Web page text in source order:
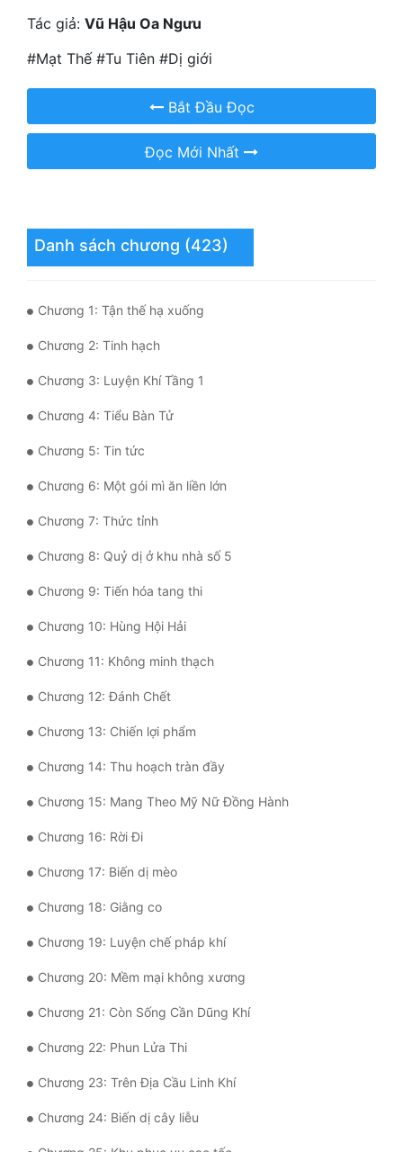
Học Đường
Khoa Huyễn
Khoa Huyễn Không Gian
Kinh Dị
Kiếm Hiệp
Làm Giàu
Lịch Sử
Mưu Mô
Mạt Thế
Mỹ Thực
Ngôn Tình
Ngược
Nữ Cường
Nữ Phụ
Phong Thủy - Tâm Linh
Phương Tây
Phản Phái
Quan Trường
Quân Sự
Tác giả: Vũ Hậu Oa Ngưu
#Mạt Thế #Tu Tiên #Dị giới
Bắt Đầu Đọc
Đọc Mới Nhất
Danh sách chương (423)
Chương 1: Tận thế hạ xuống
Chương 2: Tinh hạch
Chương 3: Luyện Khí Tầng 1
Chương 4: Tiểu Bàn Tử
Chương 5: Tin tức
Chương 6: Một gói mì ăn liền lớn
Chương 7: Thức tỉnh
Chương 8: Quỷ dị ở khu nhà số 5
Chương 9: Tiến hóa tang thi
Chương 10: Hùng Hội Hải
Chương 11: Không minh thạch
Chương 12: Đánh Chết
Chương 13: Chiến lợi phẩm
Chương 14: Thu hoạch tràn đầy
Chương 15: Mang Theo Mỹ Nữ Đồng Hành
Chương 16: Rời Đi
Chương 17: Biến dị mèo
Chương 18: Giằng co
Chương 19: Luyện chế pháp khí
Chương 20: Mềm mại không xương
Chương 21: Còn Sống Cần Dũng Khí
Chương 22: Phun Lửa Thi
Chương 23: Trên Địa Cầu Linh Khí
Chương 24: Biến dị cây liễu